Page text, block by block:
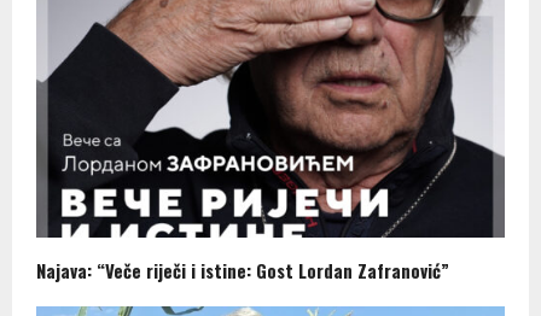
Najava: “Veče riječi i istine: Gost Lordan Zafranović”